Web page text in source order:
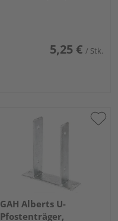
5,25 € / Stk.
GAH Alberts U-
Pfostenträger,